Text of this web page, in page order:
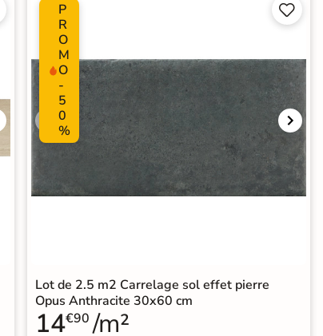
P
R
O
M
O
-
5
0
%


Lot de 2.5 m2 Carrelage sol effet pierre
Opus Anthracite 30x60 cm
14€90 /m²